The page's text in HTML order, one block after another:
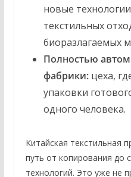
новые
текстильных
биоразлагаемых
Полностью
фабрики:цеха,
упаковки
одного человека.
Китайская текстильная
путь от копирования до
технологий. Это уже не